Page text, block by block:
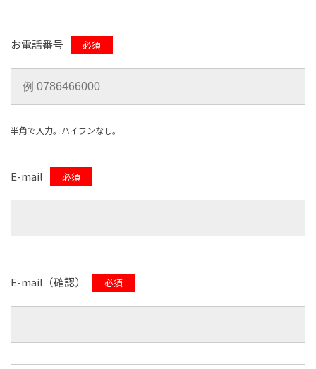
お電話番号 必須
半角で入力。ハイフンなし。
E-mail 必須
E-mail（確認） 必須